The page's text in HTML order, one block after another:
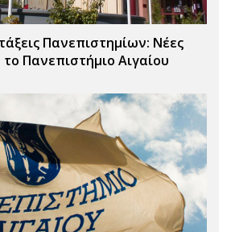
Πανεπιστημίων: Νέες
το Πανεπιστήμιο Αιγαίου